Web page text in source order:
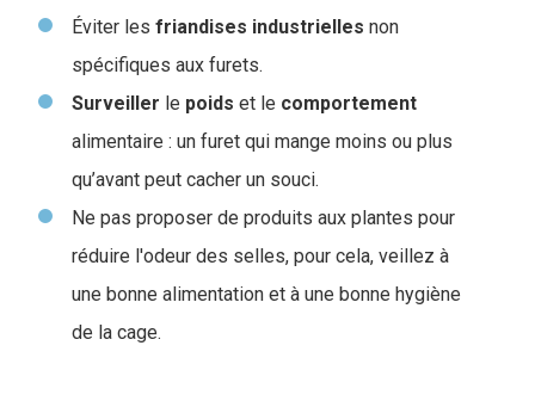
Éviter les friandises industrielles non
spécifiques aux furets.
Surveiller le poids et le comportement
alimentaire : un furet qui mange moins ou plus
qu’avant peut cacher un souci.
Ne pas proposer de produits aux plantes pour
réduire l'odeur des selles, pour cela, veillez à
une bonne alimentation et à une bonne hygiène
de la cage.